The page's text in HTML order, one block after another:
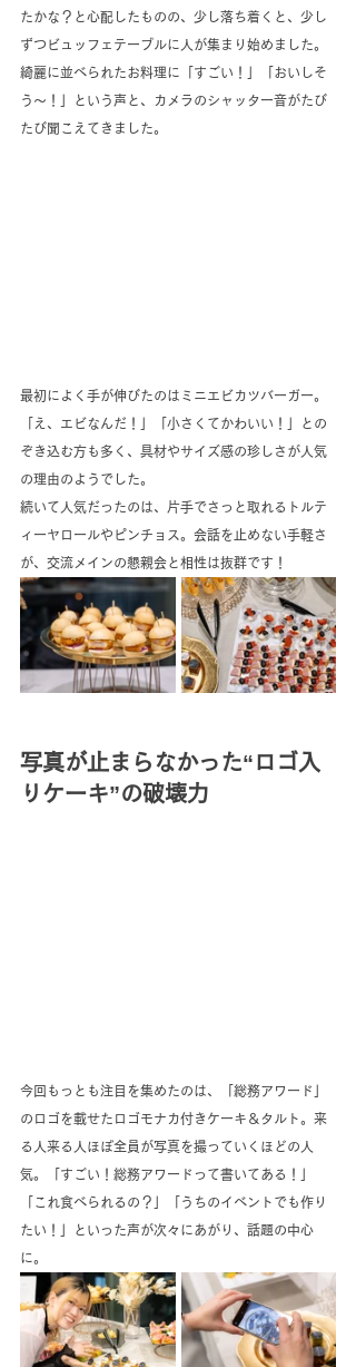
たかな？と心配したものの、少し落ち着くと、少し
ずつビュッフェテーブルに人が集まり始めました。
綺麗に並べられたお料理に「すごい！」「おいしそ
う～！」という声と、カメラのシャッター音がたび
たび聞こえてきました。
最初によく手が伸びたのはミニエビカツバーガー。
「え、エビなんだ！」「小さくてかわいい！」との
ぞき込む方も多く、具材やサイズ感の珍しさが人気
の理由のようでした。
続いて人気だったのは、片手でさっと取れるトルテ
ィーヤロールやピンチョス。会話を止めない手軽さ
が、交流メインの懇親会と相性は抜群です！
写真が止まらなかった“ロゴ入
りケーキ”の破壊力
今回もっとも注目を集めたのは、「総務アワード」
のロゴを載せたロゴモナカ付きケーキ＆タルト。来
る人来る人ほぼ全員が写真を撮っていくほどの人
気。「すごい！総務アワードって書いてある！」
「これ食べられるの？」「うちのイベントでも作り
たい！」といった声が次々にあがり、話題の中心
に。